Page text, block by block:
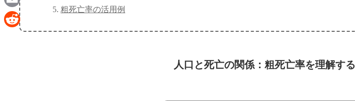
粗死亡率の活用例
人口と死亡の関係：粗死亡率を理解する
Email